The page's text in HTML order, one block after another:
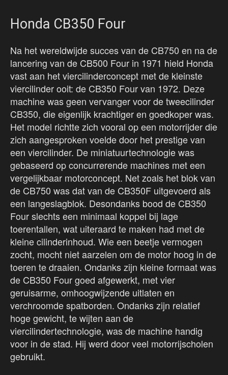
Honda CB350 Four
Na het wereldwijde succes van de CB750 en na de
lancering van de CB500 Four in 1971 hield Honda
vast aan het viercilinderconcept met de kleinste
viercilinder ooit: de CB350 Four van 1972. Deze
machine was geen vervanger voor de tweecilinder
CB350, die eigenlijk krachtiger en goedkoper was.
Het model richtte zich vooral op een motorrijder die
zich aangesproken voelde door het prestige van
een viercilinder. De miniatuurtechnologie was
gebaseerd op concurrerende machines met een
vergelijkbaar motorconcept. Net zoals het blok van
de CB750 was dat van de CB350F uitgevoerd als
een langeslagblok. Desondanks bood de CB350
Four slechts een minimaal koppel bij lage
toerentallen, wat uiteraard te maken had met de
kleine cilinderinhoud. Wie een beetje vermogen
zocht, mocht niet aarzelen om de motor hoog in de
toeren te draaien. Ondanks zijn kleine formaat was
de CB350 Four goed afgewerkt, met vier
geruisarme, omhoogwijzende uitlaten en
verchroomde spatborden. Ondanks zijn relatief
hoge gewicht, te wijten aan de
viercilindertechnologie, was de machine handig
voor in de stad. Hij werd door veel motorrijscholen
gebruikt.